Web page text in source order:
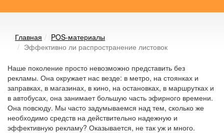
Главная
POS-материалы
Эффективно ли распространение листовок
Наше поколение просто невозможно представить без
рекламы. Она окружает нас везде: в метро, на стоянках и
заправках, в магазинах, в кино, на остановках, в маршрутках и
в автобусах, она занимает большую часть эфирного времени.
Она повсюду. Мы часто задумываемся над тем, сколько же
необходимо средств на действительно надежную и
эффективную рекламу? Оказывается, не так уж и много.